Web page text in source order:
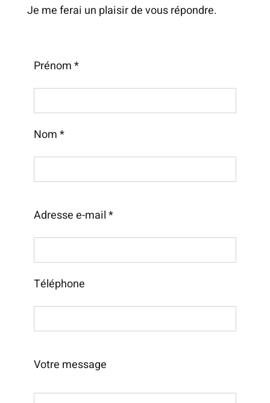
Je me ferai un plaisir de vous répondre.
Prénom *
Nom *
Adresse e-mail *
Téléphone
Votre message